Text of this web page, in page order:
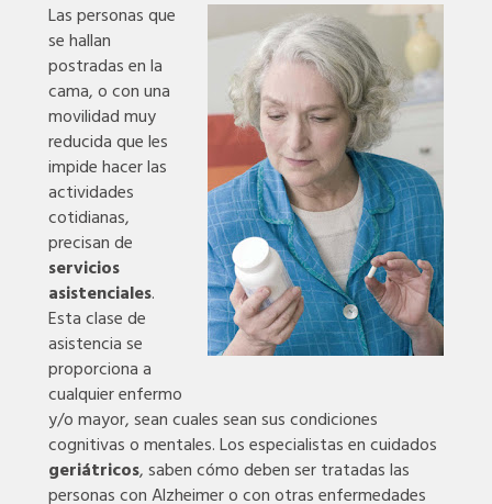
Las personas que
se hallan
postradas en la
cama, o con una
movilidad muy
reducida que les
impide hacer las
actividades
cotidianas,
precisan de
servicios
asistenciales.
Esta clase de
asistencia se
proporciona a
cualquier enfermo
y/o mayor, sean cuales sean sus condiciones
cognitivas o mentales. Los especialistas en cuidados
geriátricos, saben cómo deben ser tratadas las
personas con Alzheimer o con otras enfermedades